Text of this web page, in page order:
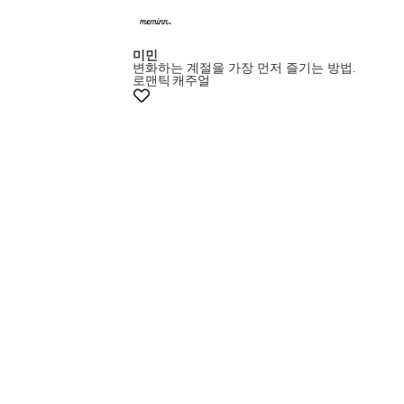
미민
변화하는 계절을 가장 먼저 즐기는 방법.
로맨틱 캐주얼